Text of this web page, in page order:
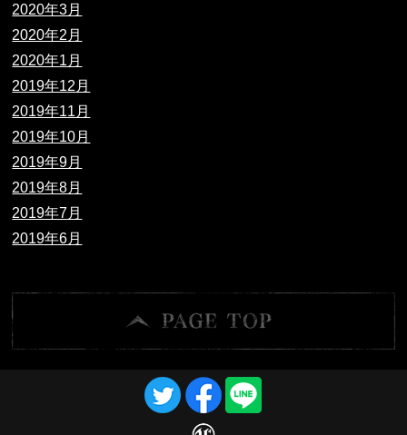
2020年3月
2020年2月
2020年1月
2019年12月
2019年11月
2019年10月
2019年9月
2019年8月
2019年7月
2019年6月